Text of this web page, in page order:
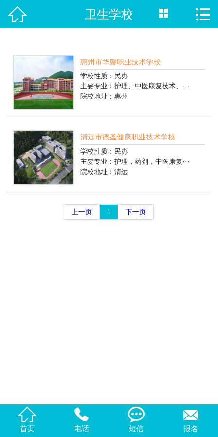
首页
招生院校
职校单招
招生计划
在线报名
联系我们
 卫生学校  
惠州市华磐职业技术学校
学校性质：民办
主要专业：护理、中医康复技术、···
院校地址：惠州
清远市德圣健康职业技术学校
学校性质：民办
主要专业：护理，药剂，中医康复···
院校地址：清远
上一页 1 下一页

首页

电话

短信

报名